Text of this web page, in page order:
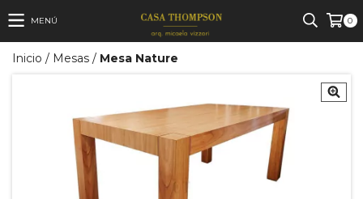
MENÚ 0
Inicio / Mesas / Mesa Nature